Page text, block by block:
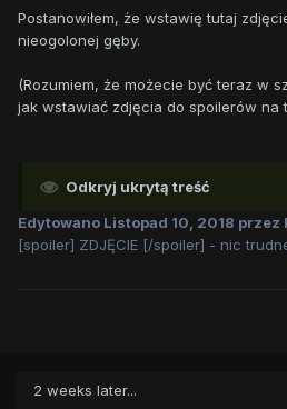
Postanowiłem, że wstawię tutaj
nieogolonej gęby.
(Rozumiem, że możecie być teraz w
jak wstawiać zdjęcia do spoilerów na
Odkryj ukrytą treść
Edytowano Listopad 10, 2018 przez
[spoiler] ZDJĘCIE [/spoiler] - nic
2 weeks later...